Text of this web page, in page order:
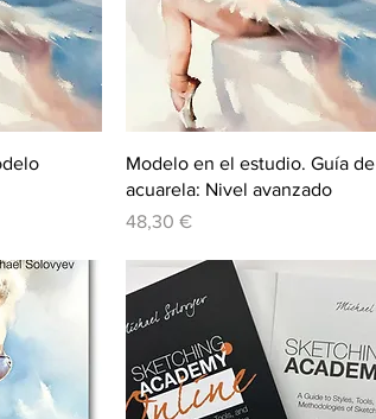
Vista rápida
Modelo en el estudio. Guía de
acuarela: Nivel avanzado
Precio
48,30 €